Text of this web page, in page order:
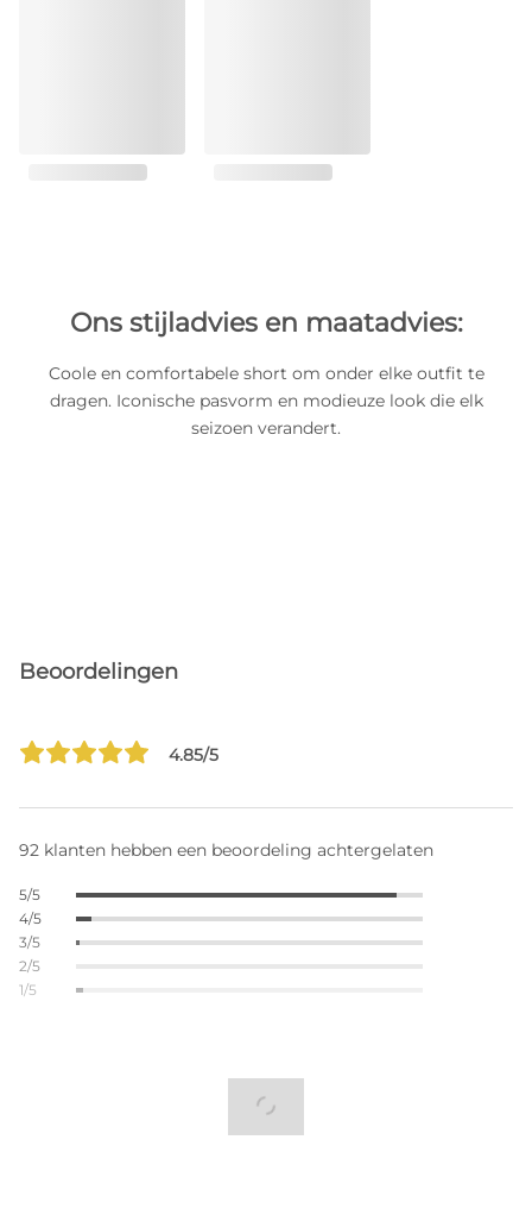
Ons stijladvies en maatadvies:
Coole en comfortabele short om onder elke outfit te
dragen. Iconische pasvorm en modieuze look die elk
seizoen verandert.
Beoordelingen
4.85/5
92 klanten hebben een beoordeling achtergelaten
5/5
4/5
3/5
2/5
1/5